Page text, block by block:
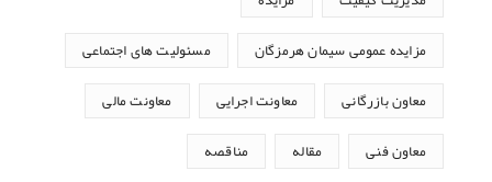
مزایده عمومی سیمان هرمزگان مسئولیت های اجتماعی
معاون بازرگانی معاونت اجرایی معاونت مالی
معاون فنی مقاله مناقصه